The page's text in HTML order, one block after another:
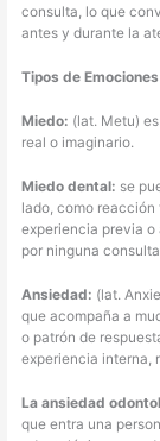
consulta, lo que
antes y durante la
Tipos de
Miedo: (lat. Metu)
real o imaginario.
Miedo dental: se
lado, como
experiencia previa o
por ninguna
Ansiedad: (lat.
que acompaña a
o patrón de
experiencia interna,
La ansiedad
que entra una